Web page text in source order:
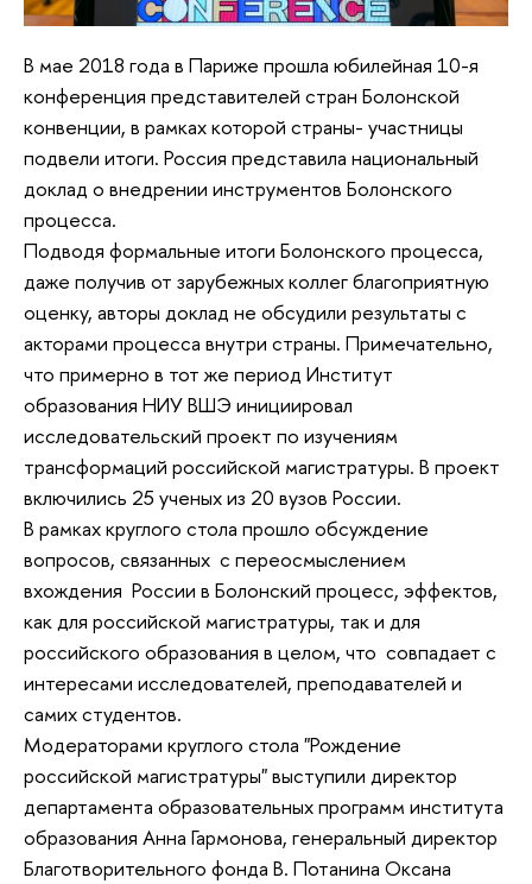
В мае 2018 года в Париже прошла юбилейная 10-я
конференция представителей стран Болонской
конвенции, в рамках которой страны- участницы
подвели итоги. Россия представила национальный
доклад о внедрении инструментов Болонского
процесса.
Подводя формальные итоги Болонского процесса,
даже получив от зарубежных коллег благоприятную
оценку, авторы доклад не обсудили результаты с
акторами процесса внутри страны. Примечательно,
что примерно в тот же период Институт
образования НИУ ВШЭ инициировал
исследовательский проект по изучениям
трансформаций российской магистратуры. В проект
включились 25 ученых из 20 вузов России.
В рамках круглого стола прошло обсуждение
вопросов, связанных с переосмыслением
вхождения России в Болонский процесс, эффектов,
как для российской магистратуры, так и для
российского образования в целом, что совпадает с
интересами исследователей, преподавателей и
самих студентов.
Модераторами круглого стола "Рождение
российской магистратуры" выступили директор
департамента образовательных программ института
образования Анна Гармонова, генеральный директор
Благотворительного фонда В. Потанина Оксана